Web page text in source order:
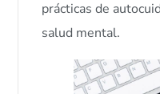
prácticas de
salud mental.